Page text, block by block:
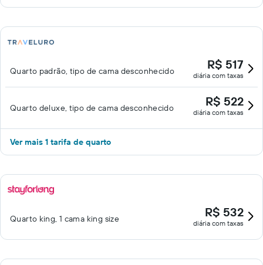
Quarto padrão, tipo de cama desconhecido R$ 517
diária com taxas
Quarto deluxe, tipo de cama desconhecido R$ 522
diária com taxas
Ver mais 1 tarifa de quarto
Quarto king, 1 cama king size R$ 532
diária com taxas